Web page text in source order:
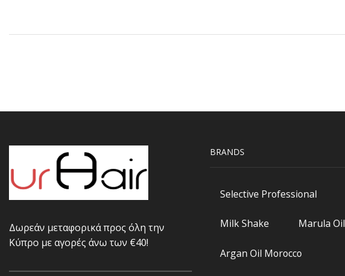
Δωρεάν μεταφορικά προς όλη την
Κύπρο με αγορές άνω των €40!
BRANDS
Selective Professional
Milk Shake Marula Oil
Argan Oil Morocco